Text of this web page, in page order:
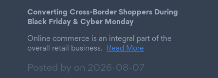
Converting Cross-Border Shoppers During
Black Friday & Cyber Monday
Online commerce is an integral part of the
overall retail business. Read More
Posted by on 2026-08-07